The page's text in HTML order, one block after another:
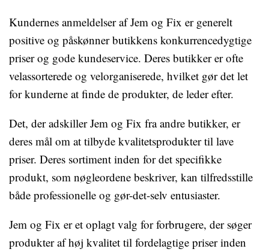
Kundernes anmeldelser af Jem og Fix er generelt
positive og påskønner butikkens konkurrencedygtige
priser og gode kundeservice. Deres butikker er ofte
velassorterede og velorganiserede, hvilket gør det let
for kunderne at finde de produkter, de leder efter.
Det, der adskiller Jem og Fix fra andre butikker, er
deres mål om at tilbyde kvalitetsprodukter til lave
priser. Deres sortiment inden for det specifikke
produkt, som nøgleordene beskriver, kan tilfredsstille
både professionelle og gør-det-selv entusiaster.
Jem og Fix er et oplagt valg for forbrugere, der søger
produkter af høj kvalitet til fordelagtige priser inden